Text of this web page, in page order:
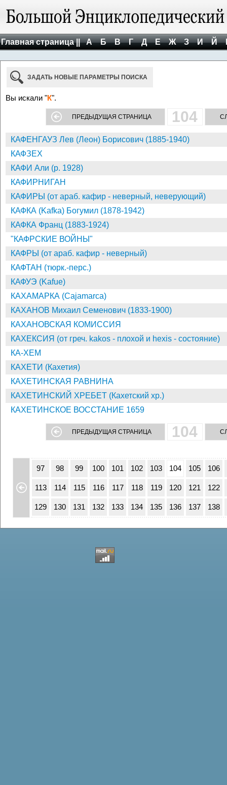
Главная страница || А Б В Г Д Е Ж З И Й
ЗАДАТЬ НОВЫЕ ПАРАМЕТРЫ ПОИСКА
Вы искали "К".
ПРЕДЫДУЩАЯ СТРАНИЦА 104
КАФЕНГАУЗ Лев (Леон) Борисович (1885-1940)
КАФЗЕХ
КАФИ Али (р. 1928)
КАФИРНИГАН
КАФИРЫ (от араб. кафир - неверный, неверующий)
КАФКА (Kafka) Богумил (1878-1942)
КАФКА Франц (1883-1924)
"КАФРСКИЕ ВОЙНЫ"
КАФРЫ (от араб. кафир - неверный)
КАФТАН (тюрк.-перс.)
КАФУЭ (Kafue)
КАХАМАРКА (Cajamarca)
КАХАНОВ Михаил Семенович (1833-1900)
КАХАНОВСКАЯ КОМИССИЯ
КАХЕКСИЯ (от греч. kakos - плохой и hexis - состояние)
КА-ХЕМ
КАХЕТИ (Кахетия)
КАХЕТИНСКАЯ РАВНИНА
КАХЕТИНСКИЙ ХРЕБЕТ (Кахетский хр.)
КАХЕТИНСКОЕ ВОССТАНИЕ 1659
ПРЕДЫДУЩАЯ СТРАНИЦА 104
80
97 98 99 100 101 102 103 104 105 106
113 114 115 116 117 118 119 120 121 122
129 130 131 132 133 134 135 136 137 138